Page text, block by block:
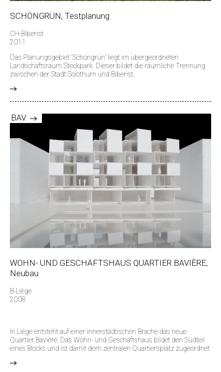
SCHÖNGRÜN, Testplanung
CH-Biberist
2011
Das Planungsgebiet 'Schöngrün' liegt im übergeordneten
Landschaftsraum Steckpark. Dieser bildet die räumliche Trennung
zwischen der Stadt Solothurn und Biberist.
BAV
WOHN- UND GESCHÄFTSHAUS QUARTIER BAVIÈRE,
Neubau
B-Liège
2008
In Liège entsteht auf einer innerstädtischen Brache das neue
Quartier Bavière. Das Wohn- und Geschäftshaus bildet den Südteil
eines Blocks und ist damit dem zentralen Quartiersplatz zugeordnet.